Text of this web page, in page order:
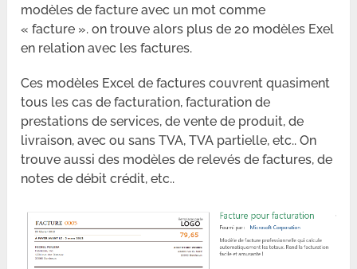
modèles de facture avec un mot comme
« facture ». on trouve alors plus de 20 modèles Exel
en relation avec les factures.
Ces modèles Excel de factures couvrent quasiment
tous les cas de facturation, facturation de
prestations de services, de vente de produit, de
livraison, avec ou sans TVA, TVA partielle, etc.. On
trouve aussi des modèles de relevés de factures, de
notes de débit crédit, etc..